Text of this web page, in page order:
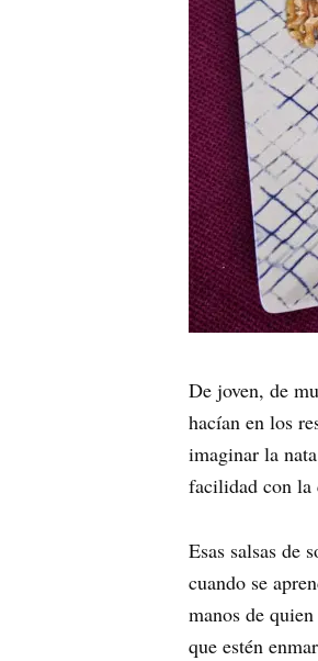
De joven, de
hacían en los
imaginar la
facilidad con la
Esas salsas de
cuando se
manos de
que estén